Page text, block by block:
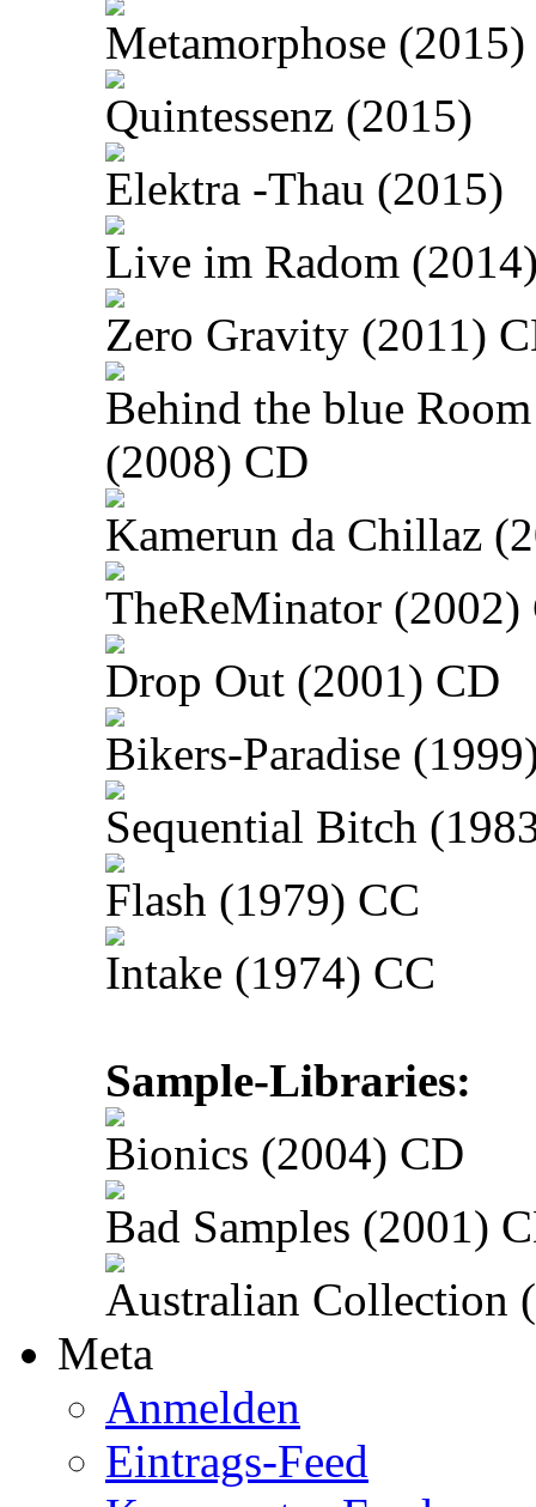
Metamorphose (2015)
Quintessenz (2015)
Elektra -Thau (2015)
Live im Radom
Zero Gravity (2011)
Behind the blue Room
(2008) CD
Kamerun da Chillaz
TheReMinator (2002)
Drop Out (2001) CD
Bikers-Paradise
Sequential Bitch
Flash (1979) CC
Intake (1974) CC
Sample-Libraries:
Bionics (2004) CD
Bad Samples (2001)
Australian Collection
Meta
Anmelden
Eintrags-Feed